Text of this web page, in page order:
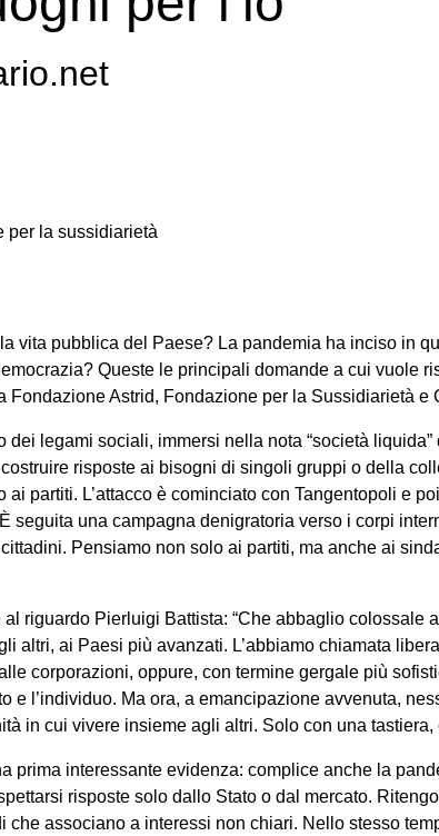
per la sussidiarietà
vita pubblica del Paese? La pandemia ha inciso in
Queste le principali domande a cui vuole
Fondazione Astrid, Fondazione per la Sussidiarietà e
legami sociali, immersi nella nota “società
risposte ai bisogni di singoli gruppi o della
partiti. L’attacco è cominciato con Tangentopoli e
seguita una campagna denigratoria verso i corpi
Pensiamo non solo ai partiti, ma anche ai
al riguardo Pierluigi Battista: “Che abbaglio
altri, ai Paesi più avanzati. L’abbiamo chiamata
corporazioni, oppure, con termine gergale più
e l’individuo. Ma ora, a emancipazione avvenuta,
in cui vivere insieme agli altri. Solo con una
prima interessante evidenza: complice anche la
risposte solo dallo Stato o dal mercato.
associano a interessi non chiari. Nello stesso